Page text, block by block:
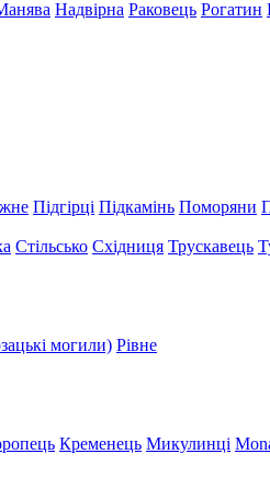
Надвірна Раковець Рогатин
Підгірці Підкамінь Поморяни
Стільсько Східниця Трускавець
могили) Рівне
Кременець Микулинці